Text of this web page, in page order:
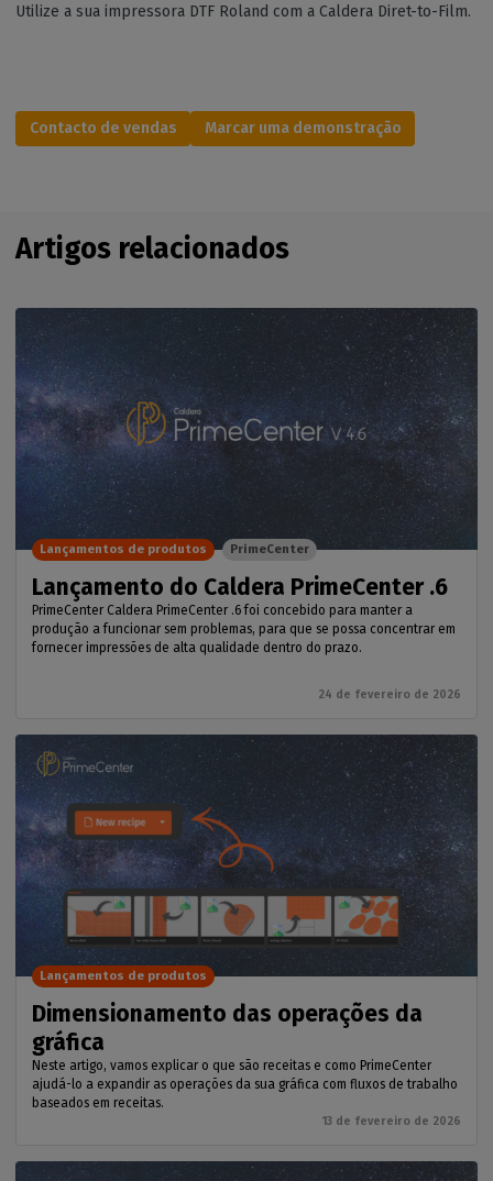
Utilize a sua impressora DTF Roland com a Caldera Diret-to-Film.
Contacto de vendas Marcar uma demonstração
Artigos relacionados
Lançamento do Caldera PrimeCenter .6
PrimeCenter Caldera PrimeCenter .6 foi concebido para manter a
produção a funcionar sem problemas, para que se possa concentrar em
fornecer impressões de alta qualidade dentro do prazo.
24 de fevereiro de 2026
Lançamentos de produtos PrimeCenter
Dimensionamento das operações da
gráfica
Neste artigo, vamos explicar o que são receitas e como PrimeCenter
ajudá-lo a expandir as operações da sua gráfica com fluxos de trabalho
baseados em receitas.
13 de fevereiro de 2026
Lançamentos de produtos